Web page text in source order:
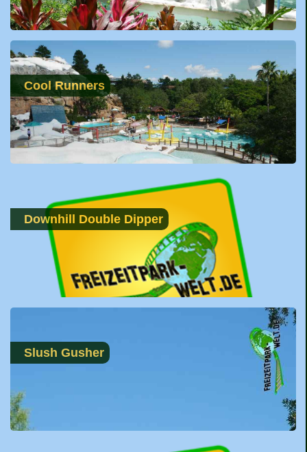
Cool Runners
Downhill Double Dipper
Slush Gusher